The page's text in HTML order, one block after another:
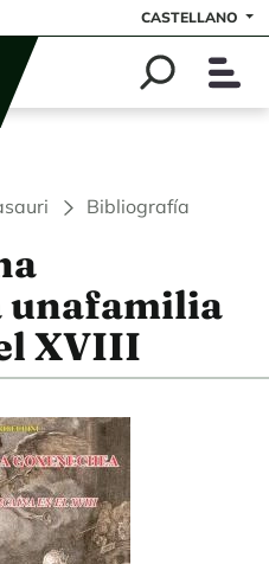
CASTELLANO
Bibliografía
unafamilia
XVIII